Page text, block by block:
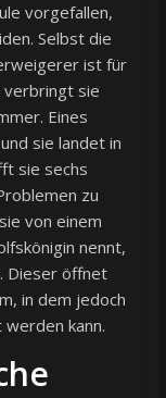
vorgefallen,
Selbst die
ist für
verbringt sie
Eines
sie landet in
sie sechs
zu
von einem
nennt,
Dieser öffnet
in dem jedoch
werden kann.